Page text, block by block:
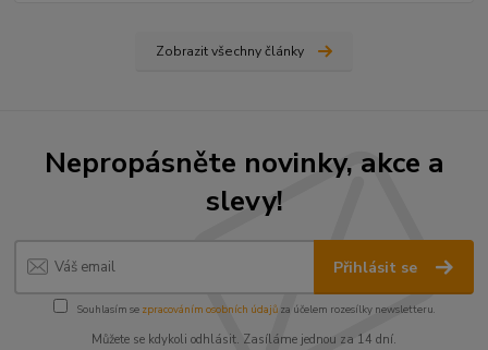
Zobrazit všechny články
Nepropásněte novinky, akce a
slevy!
Přihlásit se
Souhlasím se zpracováním osobních údajůza účelem rozesílky newsletteru.
Můžete se kdykoli odhlásit. Zasíláme jednou za 14 dní.